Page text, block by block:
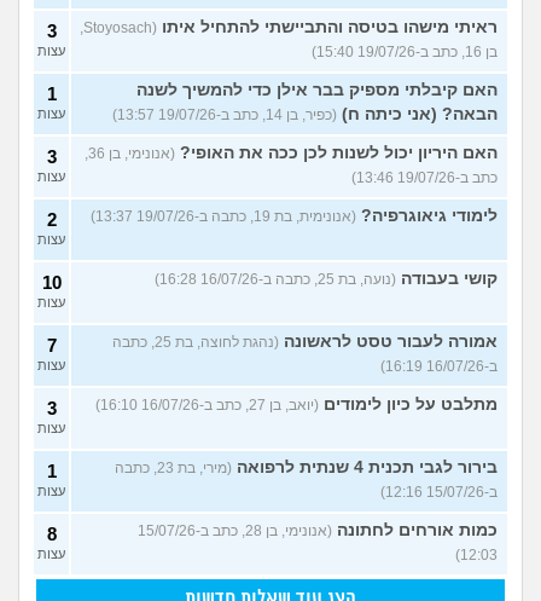
ראיתי מישהו בטיסה והתביישתי להתחיל איתו
(Stoyosach,
בן 16, כתב ב-19/07/26 15:40)
3
עצות
האם קיבלתי מספיק בבר אילן כדי להמשיך לשנה
הבאה? (אני כיתה ח) (כפיר, בן 14, כתב ב-19/07/26 13:57)
1
עצות
האם היריון יכול לשנות לכן ככה את האופי?
(אנונימי, בן 36,
כתב ב-19/07/26 13:46)
3
עצות
לימודי גיאוגרפיה? (אנונימית, בת 19, כתבה ב-19/07/26 13:37) 2
עצות
קושי בעבודה (נועה, בת 25, כתבה ב-16/07/26 16:28) 10
עצות
אמורה לעבור טסט לראשונה
(נהגת לחוצה, בת 25, כתבה
ב-16/07/26 16:19)
7
עצות
מתלבט על כיון לימודים (יואב, בן 27, כתב ב-16/07/26 16:10) 3
עצות
בירור לגבי תכנית 4 שנתית לרפואה
(מירי, בת 23, כתבה
ב-15/07/26 12:16)
1
עצות
כמות אורחים לחתונה
(אנונימי, בן 28, כתב ב-15/07/26
12:03)
8
עצות